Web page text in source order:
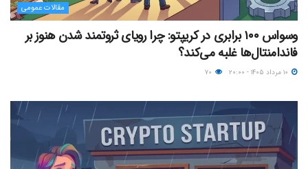
مقالات عمومی
وسواس ۱۰۰ برابری در کریپتو: چرا رویای ثروتمند شدن هنوز بر
فاندامنتال‌ها غلبه می‌کند؟